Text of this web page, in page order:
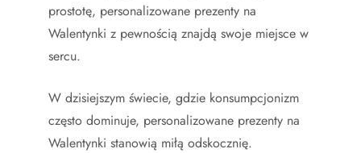
prostotę, personalizowane prezenty na
Walentynki z pewnością znajdą swoje miejsce w
sercu.
W dzisiejszym świecie, gdzie konsumpcjonizm
często dominuje, personalizowane prezenty na
Walentynki stanowią miłą odskocznię.